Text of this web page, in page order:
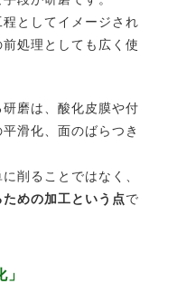
としてイメージされ
処理としても広く使
磨は、酸化皮膜や付
滑化、面のばらつき
削ることではなく、
めの加工という点で